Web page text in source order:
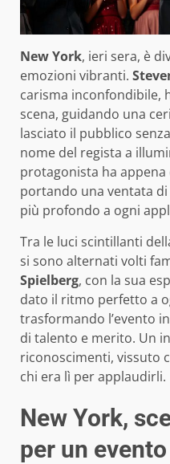
New York, ieri sera, è
emozioni vibranti.
carisma inconfondibile,
scena, guidando una
lasciato il pubblico
nome del regista a
protagonista ha
portando una ventata
più profondo a ogni
Tra le luci scintillanti
si sono alternati volti
Spielberg, con la sua
dato il ritmo perfetto a
trasformando l’evento
di talento e merito. Un
riconoscimenti, vissuto
chi era lì per applaudirli.
New York,
per un